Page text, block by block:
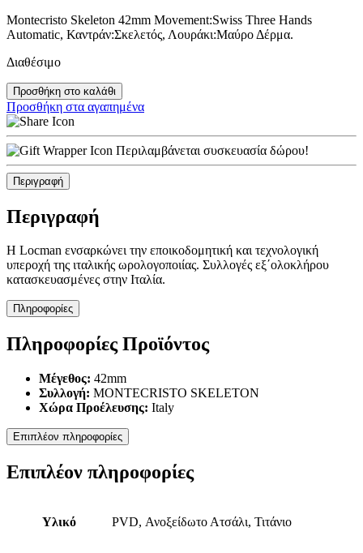
Montecristo Skeleton 42mm Movement:Swiss Three Hands
Automatic, Καντράν:Σκελετός, Λουράκι:Μαύρο Δέρμα.
Διαθέσιμο
Προσθήκη στο καλάθι
Προσθήκη στα αγαπημένα
Περιλαμβάνεται συσκευασία δώρου!
Περιγραφή
Περιγραφή
Η Locman ενσαρκώνει την εποικοδομητική και τεχνολογική
υπεροχή της ιταλικής ωρολογοποιίας. Συλλογές εξ΄ολοκλήρου
κατασκευασμένες στην Ιταλία.
Πληροφορίες
Πληροφορίες Προϊόντος
Μέγεθος: 42mm
Συλλογή: MONTECRISTO SKELETON
Χώρα Προέλευσης: Italy
Επιπλέον πληροφορίες
Επιπλέον πληροφορίες
Υλικό PVD, Ανοξείδωτο Ατσάλι, Τιτάνιο